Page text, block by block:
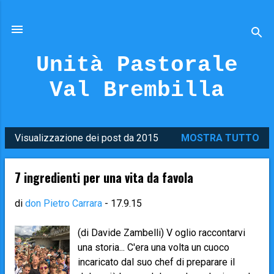
Unità Pastorale
Val Brembilla
P
Visualizzazione dei post da 2015 MOSTRA TUTTO
7 ingredienti per una vita da favola
di don Pietro Carrara - 17.9.15
(di Davide Zambelli) V oglio raccontarvi
una storia... C'era una volta un cuoco
incaricato dal suo chef di preparare il